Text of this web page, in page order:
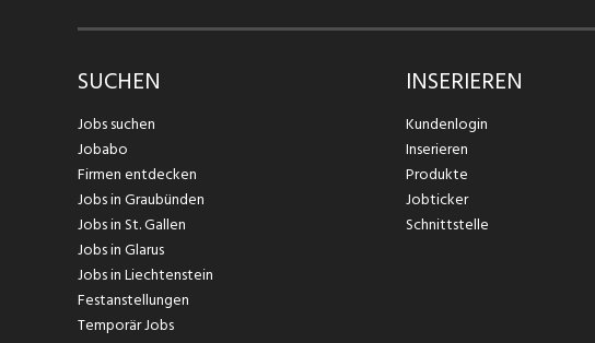
SUCHEN
Jobs suchen
Jobabo
Firmen entdecken
Jobs in Graubünden
Jobs in St. Gallen
Jobs in Glarus
Jobs in Liechtenstein
Festanstellungen
Temporär Jobs
INSERIEREN
Kundenlogin
Inserieren
Produkte
Jobticker
Schnittstelle